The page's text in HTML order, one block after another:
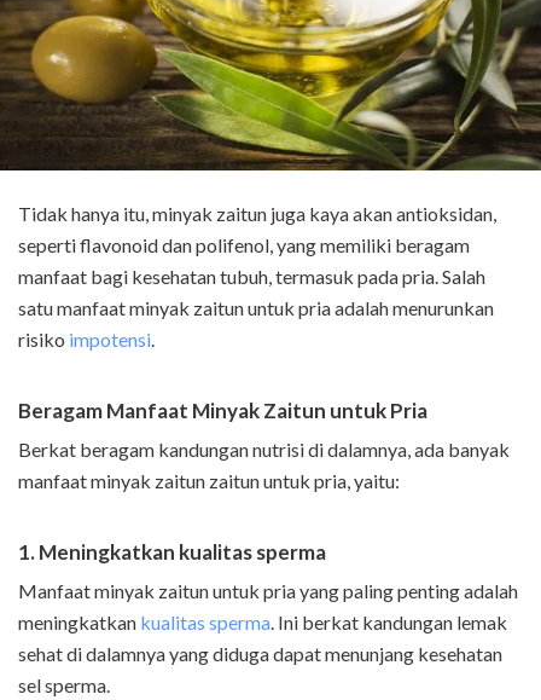
Tidak hanya itu, minyak zaitun juga kaya akan antioksidan,
seperti flavonoid dan polifenol, yang memiliki beragam
manfaat bagi kesehatan tubuh, termasuk pada pria. Salah
satu manfaat minyak zaitun untuk pria adalah menurunkan
risiko impotensi.
Beragam Manfaat Minyak Zaitun untuk Pria
Berkat beragam kandungan nutrisi di dalamnya, ada banyak
manfaat minyak zaitun zaitun untuk pria, yaitu:
1. Meningkatkan kualitas sperma
Manfaat minyak zaitun untuk pria yang paling penting adalah
meningkatkan kualitas sperma. Ini berkat kandungan lemak
sehat di dalamnya yang diduga dapat menunjang kesehatan
sel sperma.